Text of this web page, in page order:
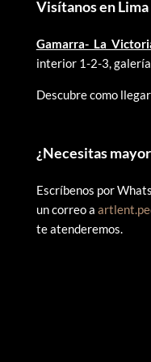
Visítanos en Lima
Gamarra- La
interior 1-2-3,
Descubre como
¿Necesitas
Escríbenos por
un correo a
te atenderemos.
2025 ARTLENT